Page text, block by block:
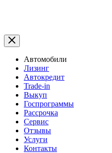
Автомобили
Лизинг
Автокредит
Trade-in
Выкуп
Госпрограммы
Рассрочка
Сервис
Отзывы
Услуги
Контакты